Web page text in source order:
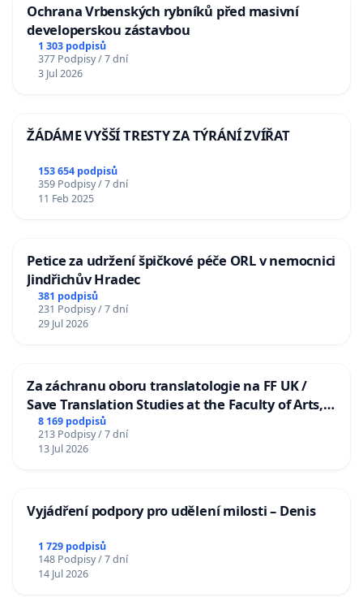
Ochrana Vrbenských rybníků před masivní
developerskou zástavbou
1 303 podpisů
377 Podpisy / 7 dní
3 Jul 2026
ŽÁDÁME VYŠŠÍ TRESTY ZA TÝRÁNÍ ZVÍŘAT
153 654 podpisů
359 Podpisy / 7 dní
11 Feb 2025
Petice za udržení špičkové péče ORL v nemocnici
Jindřichův Hradec
381 podpisů
231 Podpisy / 7 dní
29 Jul 2026
Za záchranu oboru translatologie na FF UK /
Save Translation Studies at the Faculty of Arts,
Charles University
8 169 podpisů
213 Podpisy / 7 dní
13 Jul 2026
Vyjádření podpory pro udělení milosti – Denis
1 729 podpisů
148 Podpisy / 7 dní
14 Jul 2026